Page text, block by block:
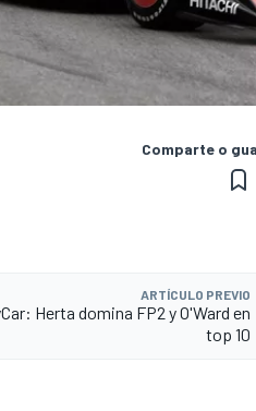
Comparte o
ARTÍCULO PREVIO
Herta domina FP2 y O'Ward en
top 10